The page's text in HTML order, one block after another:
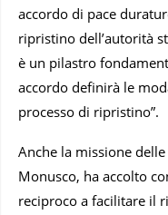
accordo di pace
ripristino dell’autorità
è un pilastro
accordo definirà le
processo di ripristino”.
Anche la missione
Monusco, ha accolto
reciproco a facilitare il